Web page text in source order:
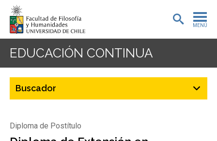
MENÚ
PORTADA
INVESTIGACIÓN
EDUCACIÓN CONTINUA
Diploma de Postítulo